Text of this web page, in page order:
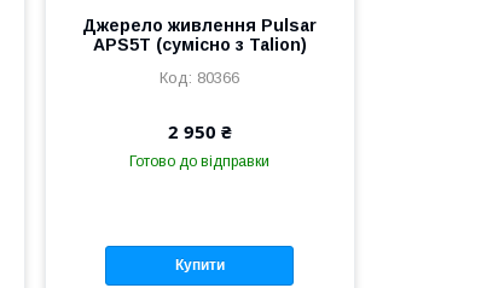
Джерело живлення Pulsar
APS5T (сумісно з Talion)
80366
2 950 ₴
Готово до відправки
Купити